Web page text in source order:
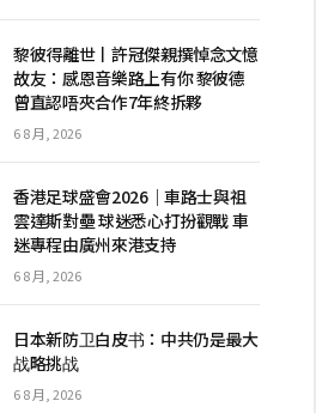
黎彼得離世丨許冠傑親撰悼念文憶
故友：感恩音樂路上有你 黎彼德
曾直認唔夾合作7年終拆夥
6 8 月, 2026
香港足球盛會2026｜車路士與祖
雲達斯對壘 球迷悉心打扮觀戰 車
迷專程由廣州來港支持
6 8 月, 2026
日本新防卫白皮书：中共仍是最大
战略挑战
6 8 月, 2026